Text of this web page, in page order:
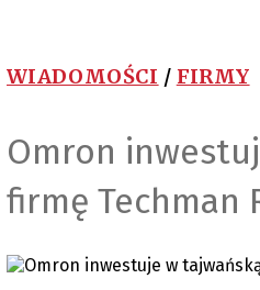
WIADOMOŚCI / FIRMY
Omron
firmę Techman